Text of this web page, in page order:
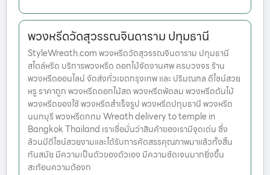
พวงหรีดวัดสุวรรณจินดาราม ปทุมธานี
StyleWreath.com พวงหรีดวัดสุวรรณจินดาราม ปทุมธานี
สไตล์หรีด บริการพวงหรีด ดอกไม้จัดงานศพ ครบวงจร ร้าน
พวงหรีดออนไลน์ จัดส่งทั่วเขตกรุงเทพ และ ปริมณฑล ดีไซน์สวย
หรู ราคาถูก พวงหรีดดอกไม้สด พวงหรีดพัดลม พวงหรีดต้นไม้
พวงหรีดของใช้ พวงหรีดสำเร็จรูป พวงหรีดปทุมธานี พวงหรีด
นนทบุรี พวงหรีดกทม Wreath delivery to temple in
Bangkok Thailand เราเชื่อมั่นว่าสินค้าของเรามีจุดเด่น ซึ่ง
ล้วนมีดีไซน์สวยงามและได้รับการคัดสรรคุณภาพมาแล้วทั้งสิ้น
ทันสมัย มีความเป็นตัวของตัวเอง มีความชัดเจนมากยิ่งขึ้น
สะท้อนความต้องก